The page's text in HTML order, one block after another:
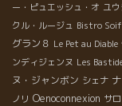
ー・ピュエッシュ・オ ユ
クル・ルージュ Bistro Soif
グラン８ Le Pet au Diable
ンディジェンヌ Les
ヌ・ジャンボン シェナ
ノリ Oenoconnexion サ